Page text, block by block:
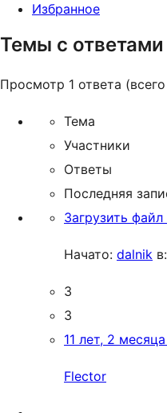
Избранное
Темы с ответами
Просмотр 1 ответа (всего
Тема
Участники
Ответы
Последняя
Загрузить файл
Начато: dalnik в:
3
3
11 лет, 2
Flector